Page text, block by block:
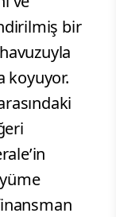
bir
koyuyor.